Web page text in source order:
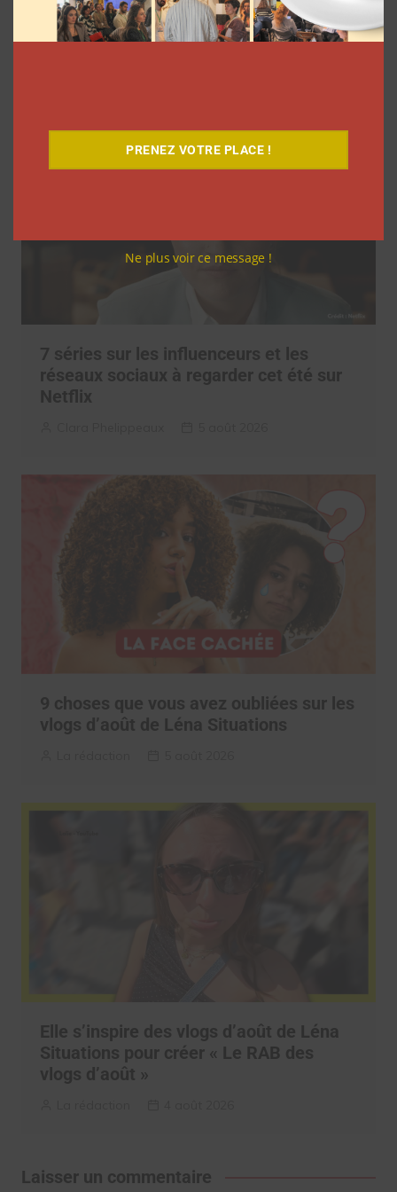
marques et créateurs de contenu avec
M6
7 séries sur les influenceurs et les
réseaux sociaux à regarder cet été sur
Netflix
9 choses que vous avez oubliées sur les
vlogs d’août de Léna Situations
Elle s’inspire des vlogs d’août de Léna
Situations pour créer « Le RAB des
vlogs d’août »
Laisser un commentaire
PRENEZ VOTRE PLACE !
Ne plus voir ce message !